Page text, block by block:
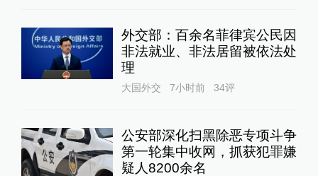
外交部：百余名菲律宾公民因
非法就业、非法居留被依法处
理
大国外交 7小时前 34评
公安部深化扫黑除恶专项斗争
第一轮集中收网，抓获犯罪嫌
疑人8200余名